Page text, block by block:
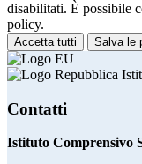
disabilitati. È possibile
policy.
Accetta tutti Salva le
Contatti
Istituto Comprensivo